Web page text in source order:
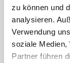
zu können und
analysieren.
Verwendung
soziale Medien,
Partner führen